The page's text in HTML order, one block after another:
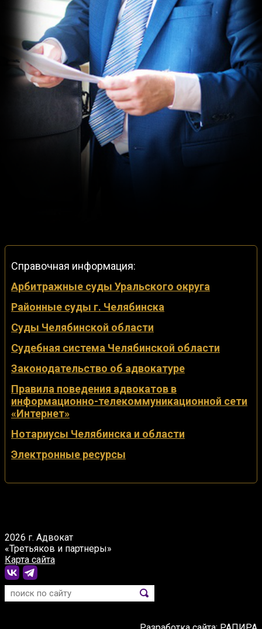
Справочная информация:
Арбитражные суды Уральского округа
Районные суды г. Челябинска
Суды Челябинской области
Судебная система Челябинской области
Законодательство об адвокатуре
Правила поведения адвокатов в
информационно-телекоммуникационной сети
«Интернет»
Нотариусы Челябинска и области
Электронные ресурсы
2026 г. Адвокат
«Третьяков и партнеры»
Карта сайта